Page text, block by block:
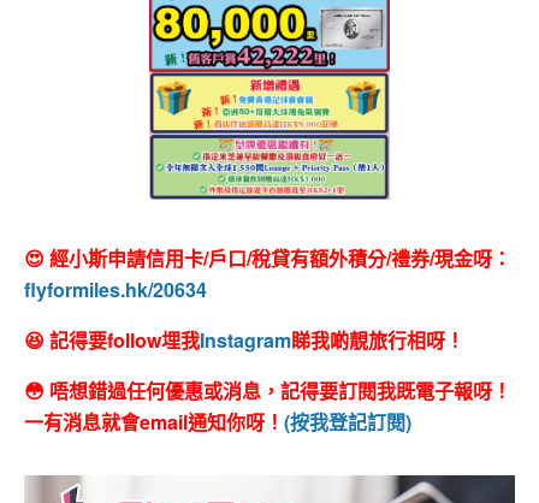
😍 經小斯申請信用卡/戶口/稅貸有額外積分/禮券/現金呀：
flyformiles.hk/20634
😆 記得要follow埋我Instagram睇我啲靚旅行相呀！
😳 唔想錯過任何優惠或消息，記得要訂閱我既電子報呀！
一有消息就會email通知你呀！ (按我登記訂閱)